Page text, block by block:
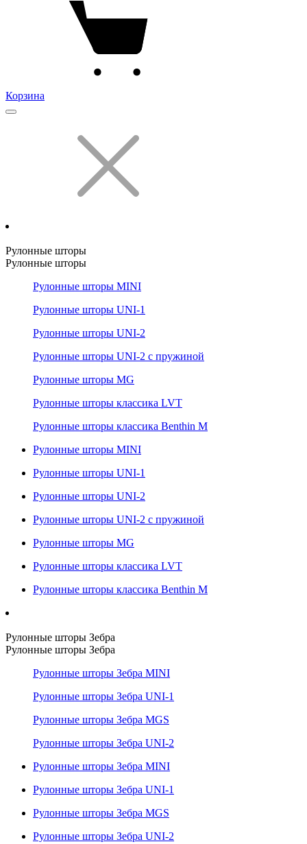
Корзина
Рулонные шторы
Рулонные шторы
Рулонные шторы MINI
Рулонные шторы UNI-1
Рулонные шторы UNI-2
Рулонные шторы UNI-2 с пружиной
Рулонные шторы MG
Рулонные шторы классика LVT
Рулонные шторы классика Benthin M
Рулонные шторы MINI
Рулонные шторы UNI-1
Рулонные шторы UNI-2
Рулонные шторы UNI-2 с пружиной
Рулонные шторы MG
Рулонные шторы классика LVT
Рулонные шторы классика Benthin M
Рулонные шторы Зебра
Рулонные шторы Зебра
Рулонные шторы Зебра MINI
Рулонные шторы Зебра UNI-1
Рулонные шторы Зебра MGS
Рулонные шторы Зебра UNI-2
Рулонные шторы Зебра MINI
Рулонные шторы Зебра UNI-1
Рулонные шторы Зебра MGS
Рулонные шторы Зебра UNI-2